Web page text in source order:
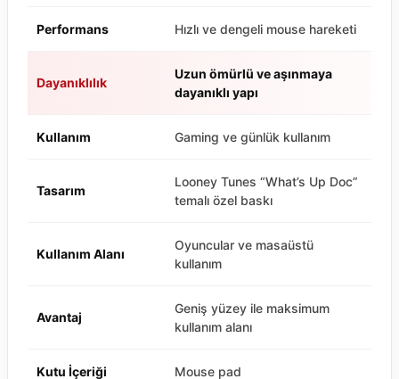
Performans Hızlı ve dengeli mouse hareketi
Dayanıklılık
Uzun ömürlü ve aşınmaya
dayanıklı yapı
Kullanım Gaming ve günlük kullanım
Tasarım
Looney Tunes “What’s Up Doc”
temalı özel baskı
Kullanım Alanı
Oyuncular ve masaüstü
kullanım
Avantaj
Geniş yüzey ile maksimum
kullanım alanı
Kutu İçeriği Mouse pad